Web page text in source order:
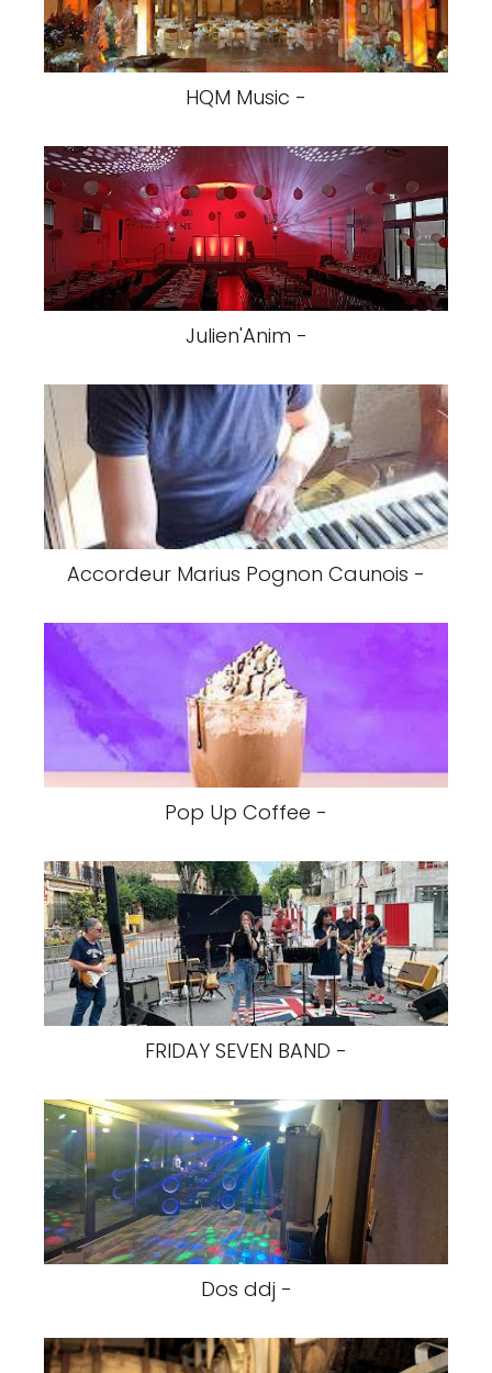
HQM Music -
Julien'Anim -
Accordeur Marius Pognon Caunois -
Pop Up Coffee -
FRIDAY SEVEN BAND -
Dos ddj -